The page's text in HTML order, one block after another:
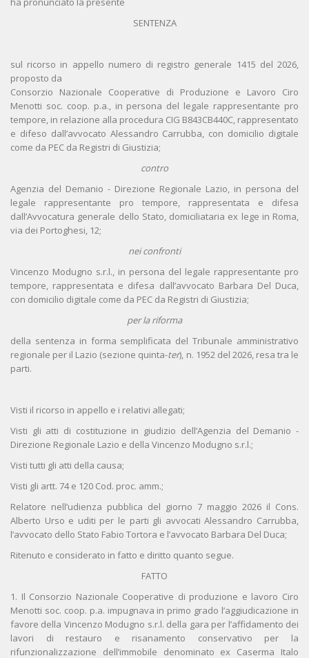
SENTENZA
sul ricorso in appello numero di registro generale 1415 del 2026,
proposto da
Consorzio Nazionale Cooperative di Produzione e Lavoro Ciro
Menotti soc. coop. p.a., in persona del legale rappresentante pro
tempore, in relazione alla procedura CIG B843CB440C, rappresentato
e difeso dall’avvocato Alessandro Carrubba, con domicilio digitale
come da PEC da Registri di Giustizia;
contro
Agenzia del Demanio - Direzione Regionale Lazio, in persona del
legale rappresentante pro tempore, rappresentata e difesa
dall’Avvocatura generale dello Stato, domiciliataria ex lege in Roma,
via dei Portoghesi, 12;
nei confronti
Vincenzo Modugno s.r.l., in persona del legale rappresentante pro
tempore, rappresentata e difesa dall’avvocato Barbara Del Duca,
con domicilio digitale come da PEC da Registri di Giustizia;
per la riforma
della sentenza in forma semplificata del Tribunale amministrativo
regionale per il Lazio (sezione quinta-ter), n. 1952 del 2026, resa tra le
parti.
Visti il ricorso in appello e i relativi allegati;
Visti gli atti di costituzione in giudizio dell’Agenzia del Demanio -
Direzione Regionale Lazio e della Vincenzo Modugno s.r.l.;
Visti tutti gli atti della causa;
Visti gli artt. 74 e 120 Cod. proc. amm.;
Relatore nell’udienza pubblica del giorno 7 maggio 2026 il Cons.
Alberto Urso e uditi per le parti gli avvocati Alessandro Carrubba,
l’avvocato dello Stato Fabio Tortora e l’avvocato Barbara Del Duca;
Ritenuto e considerato in fatto e diritto quanto segue.
FATTO
1. Il Consorzio Nazionale Cooperative di produzione e lavoro Ciro
Menotti soc. coop. p.a. impugnava in primo grado l’aggiudicazione in
favore della Vincenzo Modugno s.r.l. della gara per l’affidamento dei
lavori di restauro e risanamento conservativo per la
rifunzionalizzazione dell’immobile denominato ex Caserma Italo